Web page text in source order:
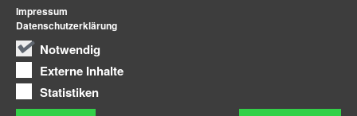
Notwendig
Externe Inhalte
Statistiken
Impressum
Datenschutzerklärung